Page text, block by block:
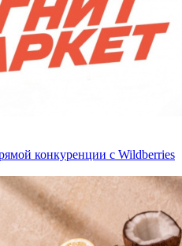
конкуренции с Wildberries